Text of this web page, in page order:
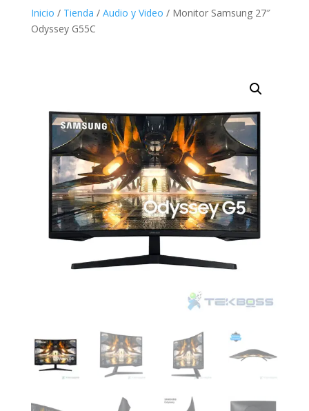
Inicio / Tienda / Audio y Video / Monitor Samsung 27″
Odyssey G55C